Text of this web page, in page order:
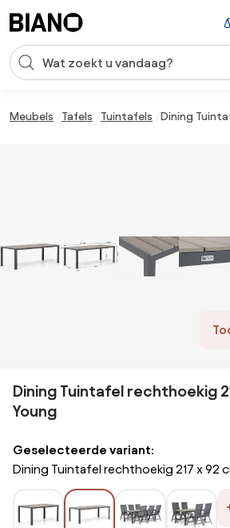
Zoekopdracht invoeren
Meubels Tafels Tuintafels Dining
Dining Tuintafel rechthoekig
Young
Geselecteerde variant:
Dining Tuintafel rechthoekig 217 x 92